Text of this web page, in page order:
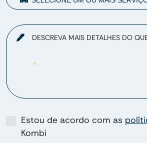
DESCREVA MAIS DETALHES DO
Estou de acordo com as
Kombi